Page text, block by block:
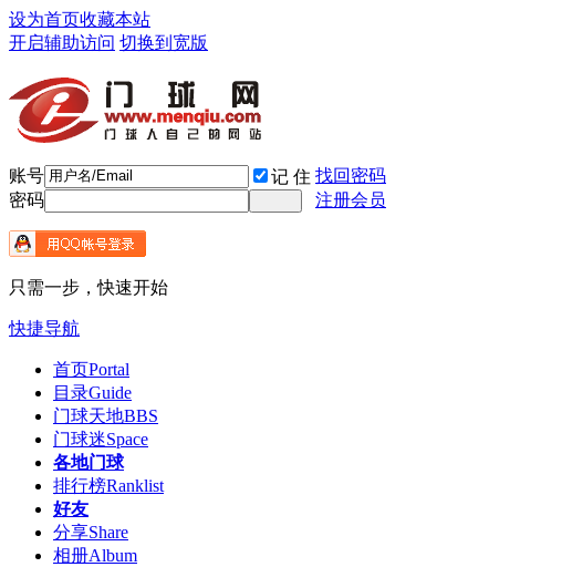
设为首页收藏本站
开启辅助访问 切换到宽版
账号 记 住 找回密码
密码
注册会员
只需一步，快速开始
快捷导航
首页Portal
目录Guide
门球天地BBS
门球迷Space
各地门球
排行榜Ranklist
好友
分享Share
相册Album